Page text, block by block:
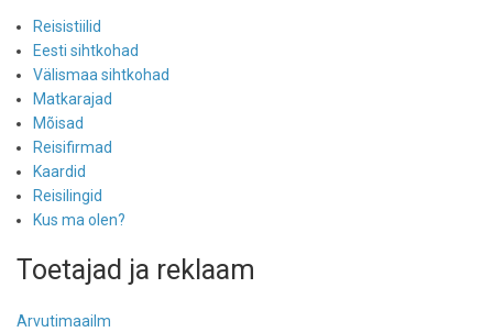
Reisistiilid
Eesti sihtkohad
Välismaa sihtkohad
Matkarajad
Mõisad
Reisifirmad
Kaardid
Reisilingid
Kus ma olen?
Toetajad ja reklaam
Arvutimaailm